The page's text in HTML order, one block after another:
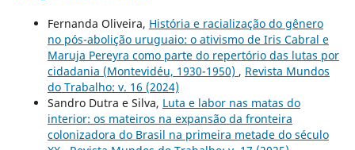
Fernanda Oliveira, História e racialização do gênero
no pós-abolição uruguaio: o ativismo de Iris Cabral e
Maruja Pereyra como parte do repertório das lutas por
cidadania (Montevidéu, 1930-1950) , Revista Mundos
do Trabalho: v. 16 (2024)
Sandro Dutra e Silva, Luta e labor nas matas do
interior: os mateiros na expansão da fronteira
colonizadora do Brasil na primeira metade do século